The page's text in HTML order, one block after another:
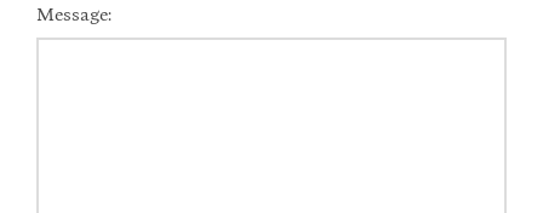
Message: